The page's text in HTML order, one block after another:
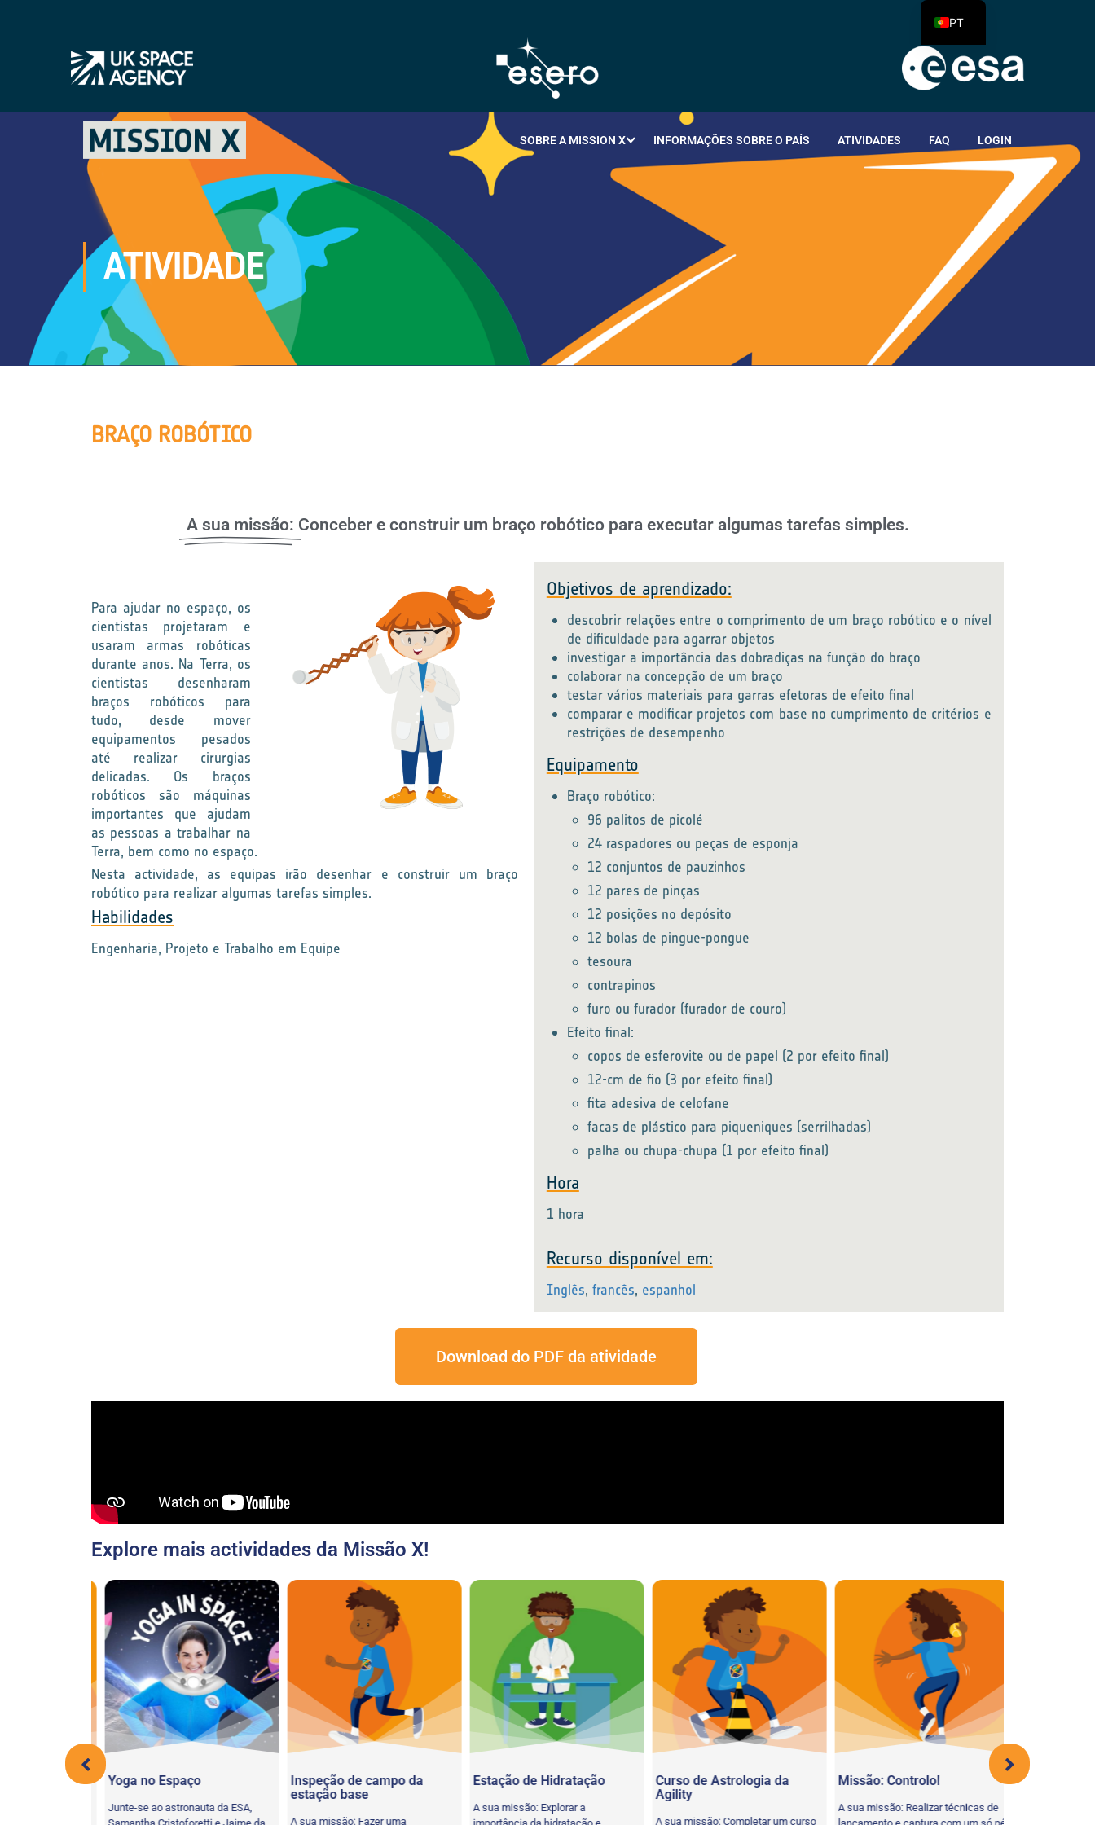
SOBRE A MISSION X INFORMAÇÕES SOBRE O PAÍS ATIVIDADES FAQ LOGIN
ATIVIDADE
BRAÇO ROBÓTICO
A sua missão: Conceber e construir um braço robótico para executar algumas tarefas simples.
Para ajudar no espaço, os
cientistas projetaram e
usaram armas robóticas
durante anos. Na Terra, os
cientistas desenharam
braços robóticos para
tudo, desde mover
equipamentos pesados
até realizar cirurgias
delicadas. Os braços
robóticos são máquinas
importantes que ajudam
as pessoas a trabalhar na
Terra, bem como no espaço.
Nesta actividade, as equipas irão desenhar e construir um braço
robótico para realizar algumas tarefas simples.
Habilidades
Engenharia, Projeto e Trabalho em Equipe
Objetivos de aprendizado:
descobrir relações entre o comprimento de um braço robótico e o nível
de dificuldade para agarrar objetos
investigar a importância das dobradiças na função do braço
colaborar na concepção de um braço
testar vários materiais para garras efetoras de efeito final
comparar e modificar projetos com base no cumprimento de critérios e
restrições de desempenho
Equipamento
Braço robótico:
96 palitos de picolé
24 raspadores ou peças de esponja
12 conjuntos de pauzinhos
12 pares de pinças
12 posições no depósito
12 bolas de pingue-pongue
tesoura
contrapinos
furo ou furador (furador de couro)
Efeito final:
copos de esferovite ou de papel (2 por efeito final)
12-cm de fio (3 por efeito final)
fita adesiva de celofane
facas de plástico para piqueniques (serrilhadas)
palha ou chupa-chupa (1 por efeito final)
Hora
1 hora
Recurso disponível em:
Inglês, francês, espanhol
Download do PDF da atividade
Explore mais actividades da Missão X!
Yoga no Espaço
Junte-se ao astronauta da ESA,
Inspeção de campo da
estação base
A sua missão: Fazer uma
Estação de Hidratação
A sua missão: Explorar a
Curso de Astrologia da
Agility
A sua missão: Completar um curso
Missão: Controlo!
A sua missão: Realizar técnicas de
Estação Base
PT